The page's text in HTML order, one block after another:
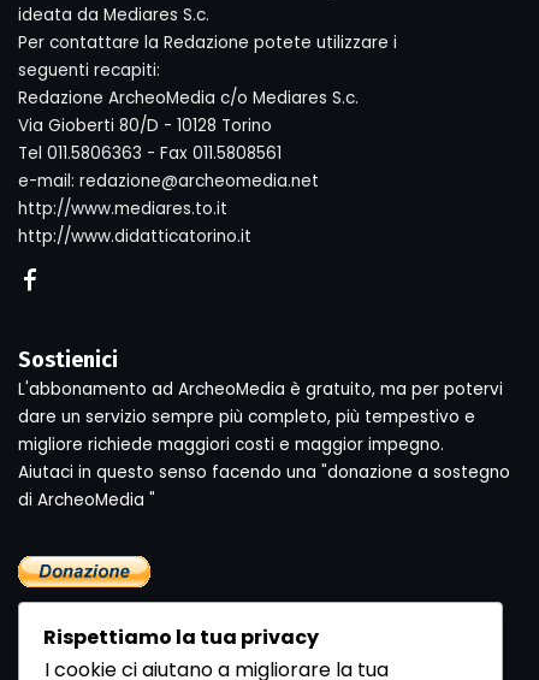
ideata da Mediares S.c.
Per contattare la Redazione potete utilizzare i
seguenti recapiti:
Redazione ArcheoMedia c/o Mediares S.c.
Via Gioberti 80/D - 10128 Torino
Tel 011.5806363 - Fax 011.5808561
e-mail: redazione@archeomedia.net
http://www.mediares.to.it
http://www.didatticatorino.it
Sostienici
L'abbonamento ad ArcheoMedia è gratuito, ma per potervi
dare un servizio sempre più completo, più tempestivo e
migliore richiede maggiori costi e maggior impegno.
Aiutaci in questo senso facendo una "donazione a sostegno
di ArcheoMedia "
Rispettiamo la tua privacy
I cookie ci aiutano a migliorare la tua